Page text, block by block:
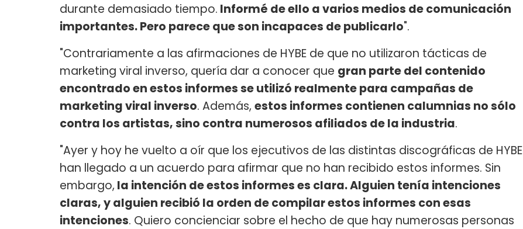
durante demasiado tiempo. Informé de ello a varios medios de comunicación
importantes. Pero parece que son incapaces de publicarlo".
"Contrariamente a las afirmaciones de HYBE de que no utilizaron tácticas de
marketing viral inverso, quería dar a conocer que gran parte del contenido
encontrado en estos informes se utilizó realmente para campañas de
marketing viral inverso. Además, estos informes contienen calumnias no sólo
contra los artistas, sino contra numerosos afiliados de la industria.
"Ayer y hoy he vuelto a oír que los ejecutivos de las distintas discográficas de HYBE
han llegado a un acuerdo para afirmar que no han recibido estos informes. Sin
embargo, la intención de estos informes es clara. Alguien tenía intenciones
claras, y alguien recibió la orden de compilar estos informes con esas
intenciones. Quiero concienciar sobre el hecho de que hay numerosas personas